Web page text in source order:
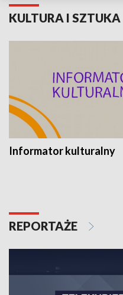
KULTURA I SZTUKA
Informator kulturalny
REPORTAŻE